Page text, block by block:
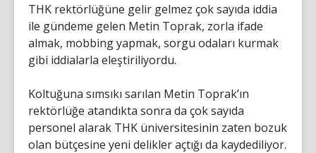
THK rektörlüğüne gelir gelmez çok sayıda iddia
ile gündeme gelen Metin Toprak, zorla ifade
almak, mobbing yapmak, sorgu odaları kurmak
gibi iddialarla eleştiriliyordu.
Koltuğuna sımsıkı sarılan Metin Toprak’ın
rektörlüğe atandıkta sonra da çok sayıda
personel alarak THK üniversitesinin zaten bozuk
olan bütçesine yeni delikler açtığı da kaydediliyor.